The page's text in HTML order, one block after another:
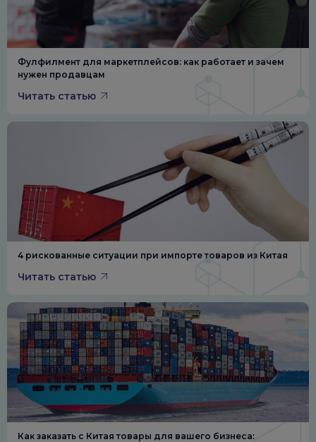
Фулфилмент для маркетплейсов: как работает и зачем
нужен продавцам
Читать статью
4 рискованные ситуации при импорте товаров из Китая
Читать статью
Как заказать с Китая товары для вашего бизнеса: